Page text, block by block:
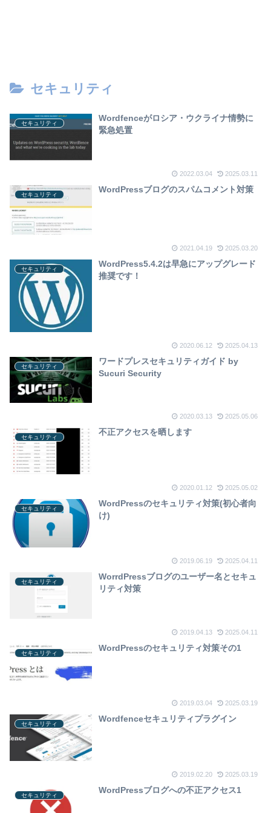
セキュリティ
セキュリティ
Wordfenceがロシア・ウクライナ情勢に
緊急処置
2022.03.04 2025.03.11
セキュリティ
WordPressブログのスパムコメント対策
2021.04.19 2025.03.20
セキュリティ
WordPress5.4.2は早急にアップグレード
推奨です！
2020.06.12 2025.04.13
セキュリティ
ワードプレスセキュリティガイド by
Sucuri Security
2020.03.13 2025.05.06
セキュリティ
不正アクセスを晒します
2020.01.12 2025.05.02
セキュリティ
WordPressのセキュリティ対策(初心者向
け)
2019.06.19 2025.04.11
セキュリティ
WorrdPressブログのユーザー名とセキュ
リティ対策
2019.04.13 2025.04.11
セキュリティ
WordPressのセキュリティ対策その1
2019.03.04 2025.03.19
セキュリティ
Wordfenceセキュリティプラグイン
2019.02.20 2025.03.19
セキュリティ
WordPressブログへの不正アクセス1